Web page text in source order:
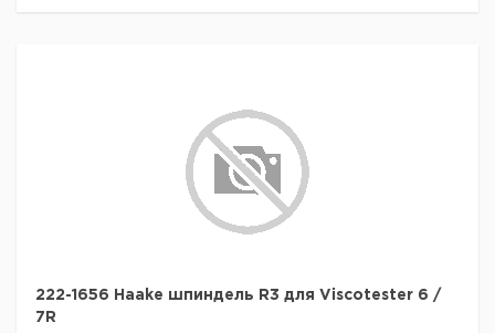
222-1656 Haake шпиндель R3 для Viscotester 6 /
7R